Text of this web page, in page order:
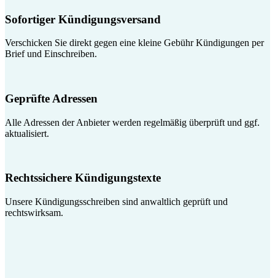
Sofortiger Kündigungsversand
Verschicken Sie direkt gegen eine kleine Gebühr Kündigungen per
Brief und Einschreiben.
Geprüfte Adressen
Alle Adressen der Anbieter werden regelmäßig überprüft und ggf.
aktualisiert.
Rechtssichere Kündigungstexte
Unsere Kündigungsschreiben sind anwaltlich geprüft und
rechtswirksam.